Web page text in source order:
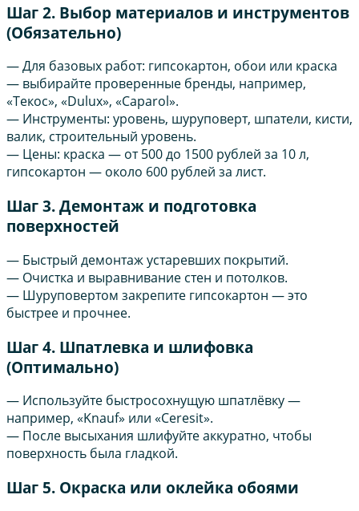
Шаг 2. Выбор материалов и инструментов
(Обязательно)
— Для базовых работ: гипсокартон, обои или краска
— выбирайте проверенные бренды, например,
«Текос», «Dulux», «Caparol».
— Инструменты: уровень, шуруповерт, шпатели, кисти,
валик, строительный уровень.
— Цены: краска — от 500 до 1500 рублей за 10 л,
гипсокартон — около 600 рублей за лист.
Шаг 3. Демонтаж и подготовка
поверхностей
— Быстрый демонтаж устаревших покрытий.
— Очистка и выравнивание стен и потолков.
— Шуруповертом закрепите гипсокартон — это
быстрее и прочнее.
Шаг 4. Шпатлевка и шлифовка
(Оптимально)
— Используйте быстросохнущую шпатлёвку —
например, «Knauf» или «Ceresit».
— После высыхания шлифуйте аккуратно, чтобы
поверхность была гладкой.
Шаг 5. Окраска или оклейка обоями